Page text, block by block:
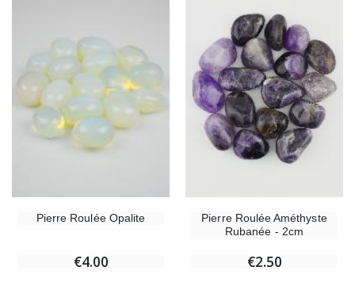
Pierre Roulée Opalite
€4.00
Pierre Roulée Améthyste
Rubanée - 2cm
€2.50